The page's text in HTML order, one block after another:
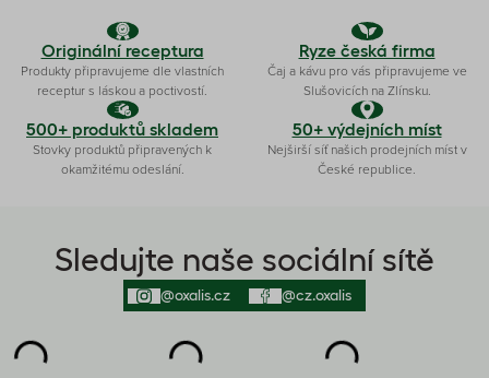
Originální receptura
Produkty připravujeme dle vlastních
receptur s láskou a poctivostí.
Ryze česká firma
Čaj a kávu pro vás připravujeme ve
Slušovicích na Zlínsku.
500+ produktů skladem
Stovky produktů připravených k
okamžitému odeslání.
50+ výdejních míst
Nejširší síť našich prodejních míst v
České republice.
Sledujte naše sociální sítě
@oxalis.cz @cz.oxalis